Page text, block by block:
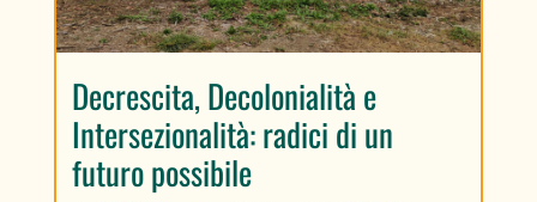
Decrescita, Decolonialità e
Intersezionalità: radici di un
futuro possibile